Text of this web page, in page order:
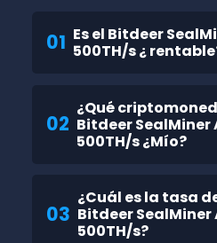
01 Es el Bitdeer
500TH/s ¿
02
¿Qué
Bitdeer SealMiner
500TH/s ¿Mío?
03
¿Cuál es la tasa
Bitdeer SealMiner
500TH/s?